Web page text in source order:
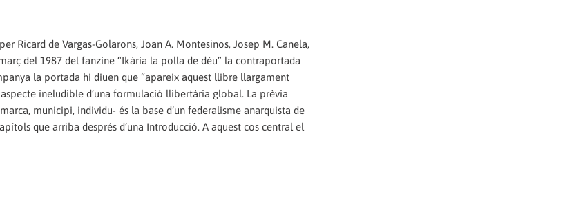
Ricard de Vargas-Golarons, Joan A. Montesinos, Josep M. Canela,
del 1987 del fanzine “Ikària la polla de déu” la contraportada
la portada hi diuen que “apareix aquest llibre llargament
ineludible d’una formulació llibertària global. La prèvia
municipi, individu- és la base d’un federalisme anarquista de
que arriba després d’una Introducció. A aquest cos central el